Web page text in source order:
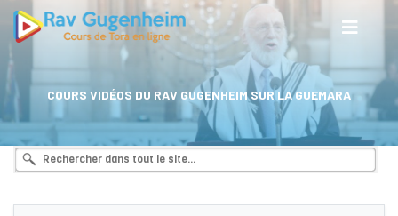
COURS VIDÉOS DU RAV GUGENHEIM SUR LA GUEMARA